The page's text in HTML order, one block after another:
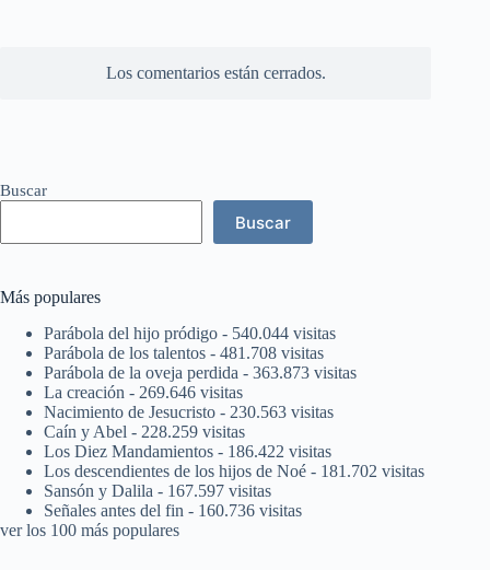
Los comentarios están cerrados.
Buscar
Buscar
Más populares
Parábola del hijo pródigo - 540.044 visitas
Parábola de los talentos - 481.708 visitas
Parábola de la oveja perdida - 363.873 visitas
La creación - 269.646 visitas
Nacimiento de Jesucristo - 230.563 visitas
Caín y Abel - 228.259 visitas
Los Diez Mandamientos - 186.422 visitas
Los descendientes de los hijos de Noé - 181.702 visitas
Sansón y Dalila - 167.597 visitas
Señales antes del fin - 160.736 visitas
ver los 100 más populares